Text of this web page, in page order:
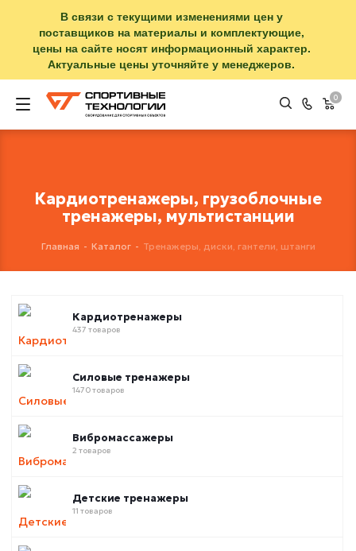
В связи с текущими изменениями цен у
поставщиков на материалы и комплектующие,
цены на сайте носят информационный характер.
Актуальные цены уточняйте у менеджеров.
0
Кардиотренажеры, грузоблочные
тренажеры, мультистанции
Главная - Каталог - Тренажеры, диски, гантели, штанги
Кардиотренажеры
437 товаров
Силовые тренажеры
1470 товаров
Вибромассажеры
2 товаров
Детские тренажеры
11 товаров